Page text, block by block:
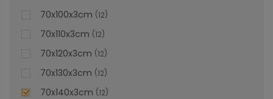
70x100x3cm 12
70x110x3cm 12
70x120x3cm 12
70x130x3cm 12
70x140x3cm 12